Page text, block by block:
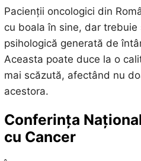
Pacienții oncologici din
cu boala în sine, dar
psihologică generată de
Aceasta poate duce la o
mai scăzută, afectând nu
acestora.
Conferința
cu Cancer